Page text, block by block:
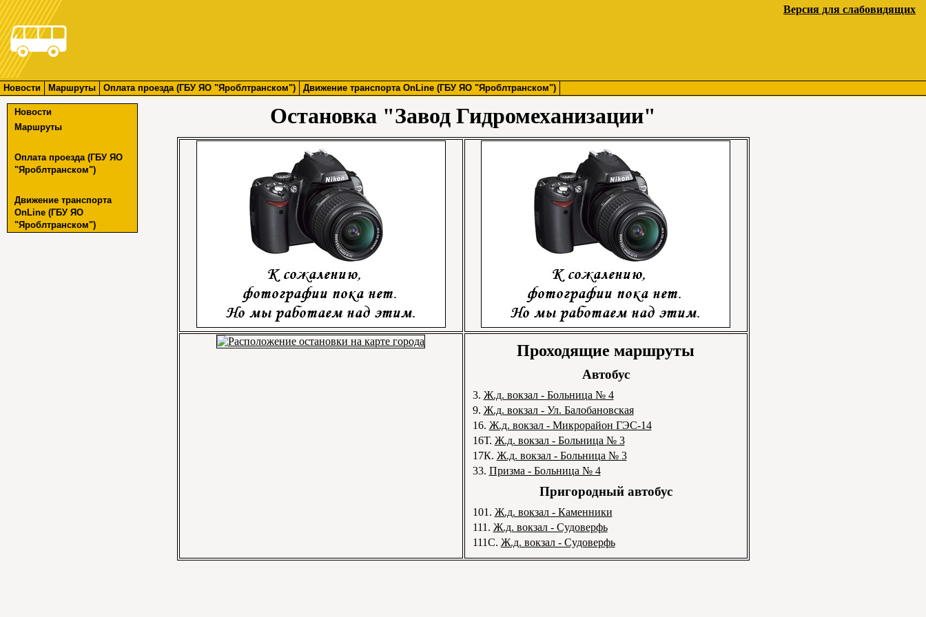
Версия для слабовидящих
Новости Маршруты Оплата проезда (ГБУ ЯО "Яроблтранском") Движение транспорта OnLine (ГБУ ЯО "Яроблтранском")
Новости
Маршруты
Оплата проезда (ГБУ ЯО
"Яроблтранском")
Движение транспорта
OnLine (ГБУ ЯО
"Яроблтранском")
Остановка "Завод Гидромеханизации"
Проходящие маршруты
Автобус
3. Ж.д. вокзал - Больница № 4
9. Ж.д. вокзал - Ул. Балобановская
16. Ж.д. вокзал - Микрорайон ГЭС-14
16Т. Ж.д. вокзал - Больница № 3
17К. Ж.д. вокзал - Больница № 3
33. Призма - Больница № 4
Пригородный автобус
101. Ж.д. вокзал - Каменники
111. Ж.д. вокзал - Судоверфь
111С. Ж.д. вокзал - Судоверфь